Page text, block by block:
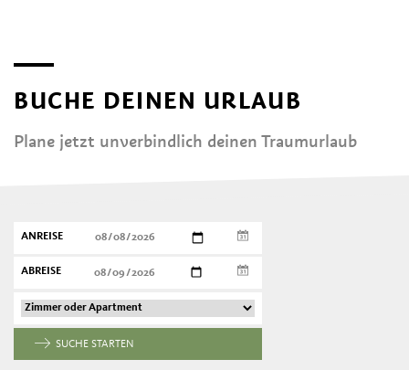
BUCHE DEINEN URLAUB
Plane jetzt unverbindlich deinen Traumurlaub
ANREISE
ABREISE
SUCHE STARTEN